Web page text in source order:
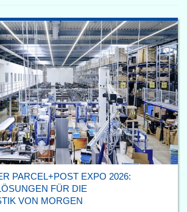
PARCEL+POST EXPO 2026:
FÜR DIE
VON MORGEN